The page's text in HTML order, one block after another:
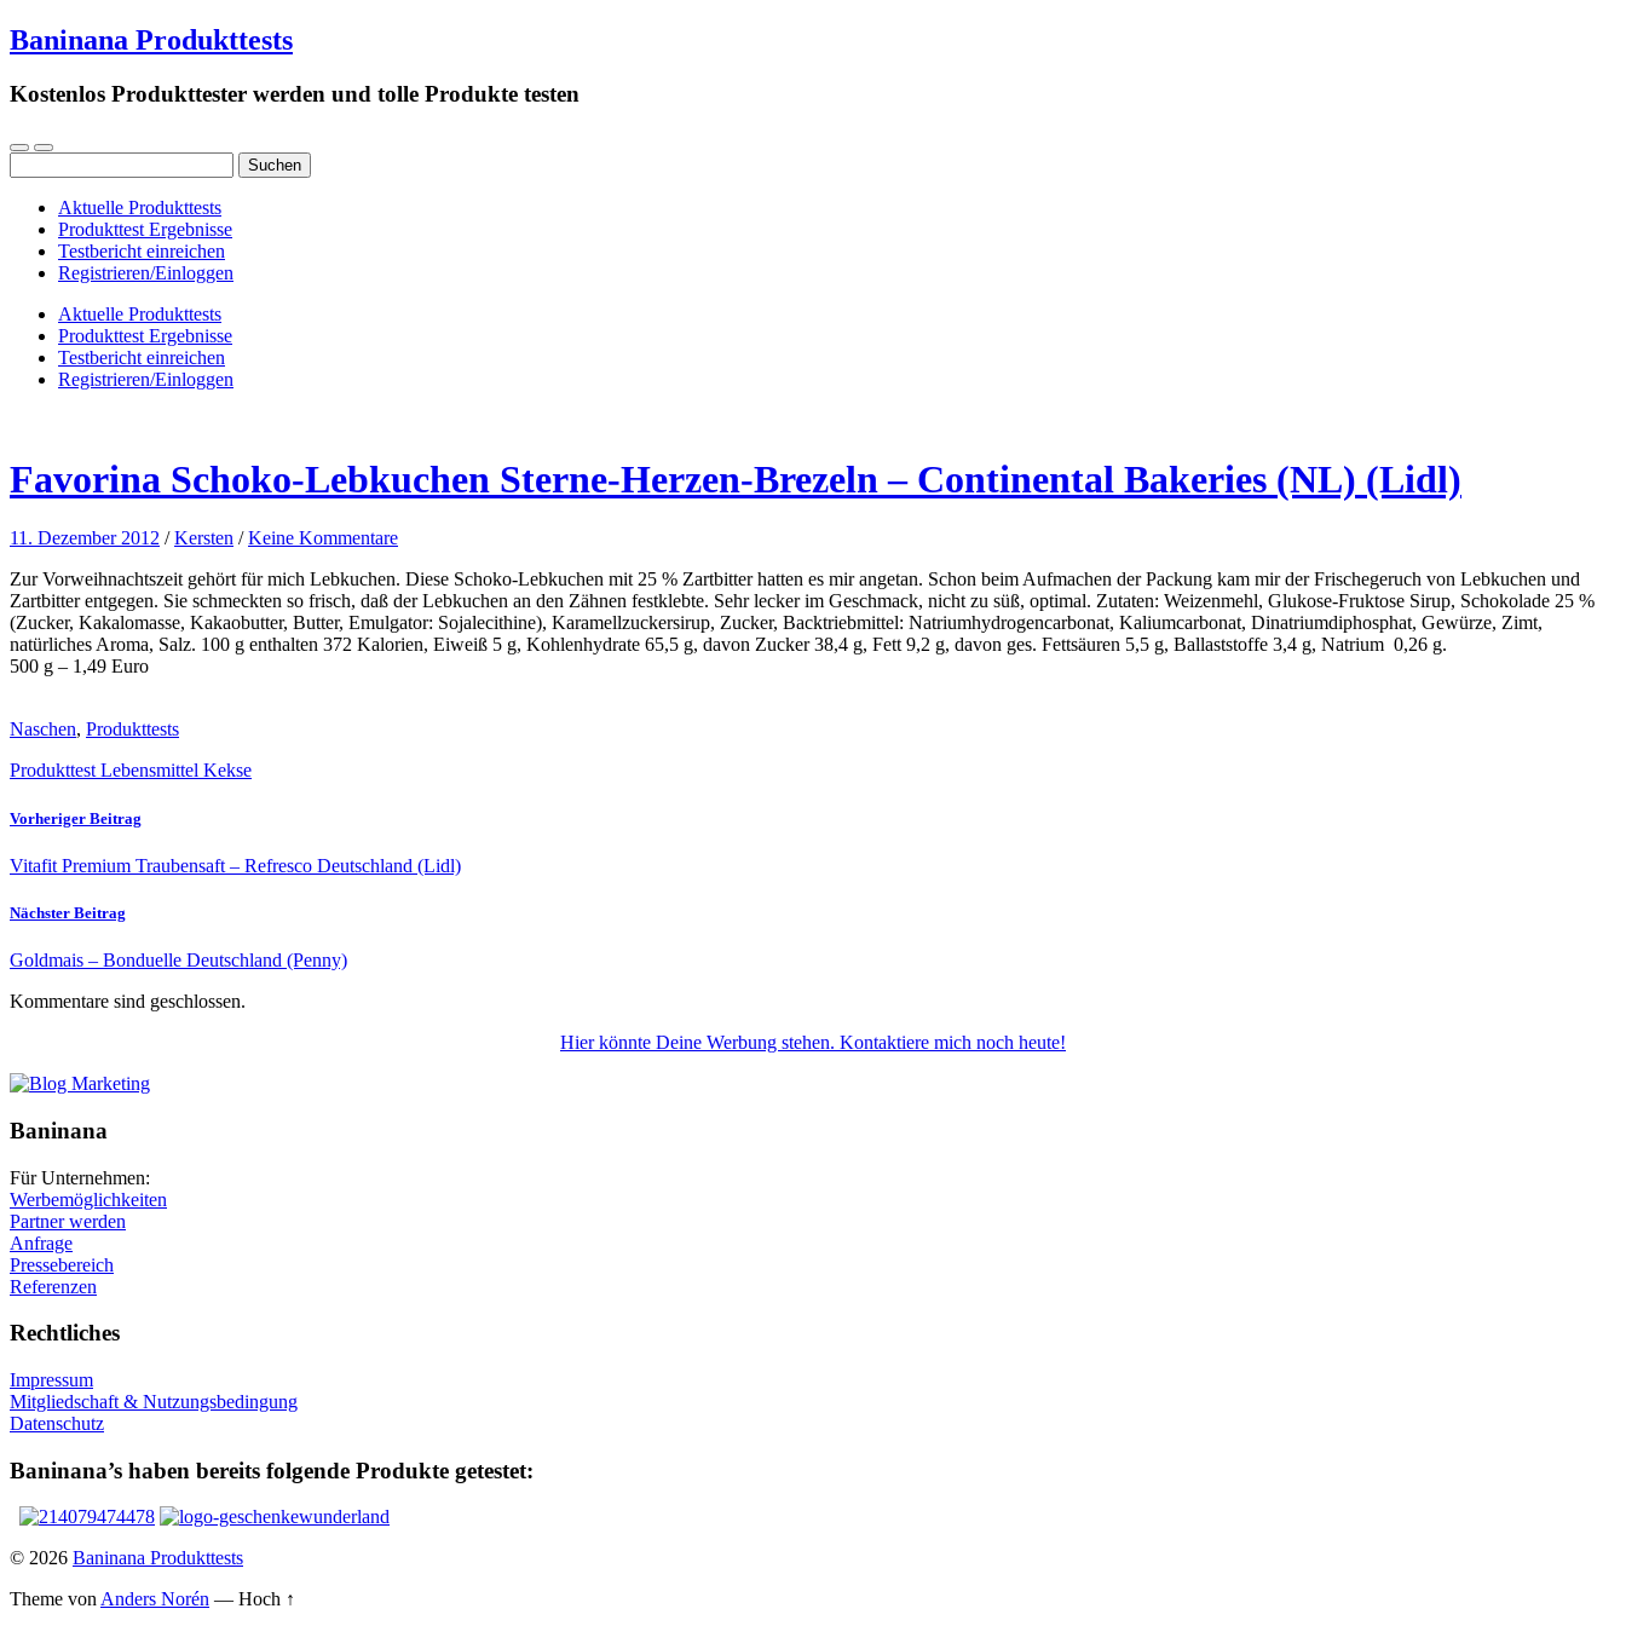
Baninana Produkttests
Kostenlos Produkttester werden und tolle Produkte testen
nach:
Aktuelle Produkttests
Produkttest Ergebnisse
Testbericht einreichen
Registrieren/Einloggen
Aktuelle Produkttests
Produkttest Ergebnisse
Testbericht einreichen
Registrieren/Einloggen
Favorina Schoko-Lebkuchen Sterne-Herzen-Brezeln – Continental Bakeries (NL) (Lidl)
11. Dezember 2012 /Kersten /Keine Kommentare
Zur Vorweihnachtszeit gehört für mich Lebkuchen. Diese Schoko-Lebkuchen mit 25 % Zartbitter hatten es mir angetan. Schon beim Aufmachen der Packung kam mir der Frischegeruch von Lebkuchen und
Zartbitter entgegen. Sie schmeckten so frisch, daß der Lebkuchen an den Zähnen festklebte. Sehr lecker im Geschmack, nicht zu süß, optimal. Zutaten: Weizenmehl, Glukose-Fruktose Sirup, Schokolade 25 %
(Zucker, Kakalomasse, Kakaobutter, Butter, Emulgator: Sojalecithine), Karamellzuckersirup, Zucker, Backtriebmittel: Natriumhydrogencarbonat, Kaliumcarbonat, Dinatriumdiphosphat, Gewürze, Zimt,
natürliches Aroma, Salz. 100 g enthalten 372 Kalorien, Eiweiß 5 g, Kohlenhydrate 65,5 g, davon Zucker 38,4 g, Fett 9,2 g, davon ges. Fettsäuren 5,5 g, Ballaststoffe 3,4 g, Natrium 0,26 g.
500 g – 1,49 Euro
Naschen, Produkttests
Produkttest Lebensmittel Kekse
Vorheriger Beitrag
Vitafit Premium Traubensaft – Refresco Deutschland (Lidl)
Nächster Beitrag
Goldmais – Bonduelle Deutschland (Penny)
Kommentare sind geschlossen.
Hier könnte Deine Werbung stehen. Kontaktiere mich noch heute!
Baninana
Für Unternehmen:
Werbemöglichkeiten
Partner werden
Anfrage
Pressebereich
Referenzen
Rechtliches
Impressum
Mitgliedschaft & Nutzungsbedingung
Datenschutz
Baninana’s haben bereits folgende Produkte getestet:
© 2026 Baninana Produkttests
Theme vonAnders Norén — Hoch ↑